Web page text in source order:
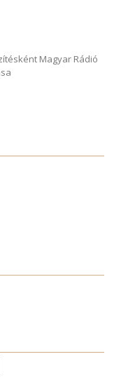
Magyar Rádió